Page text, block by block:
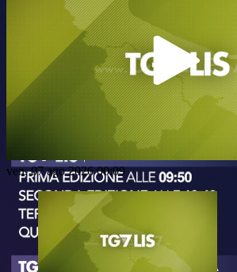
Play
Video
ven, 07 ago 2026 00:09